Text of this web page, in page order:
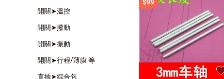
開關➤溫控
開關➤撥動
開關➤振動
開關➤行程/薄膜 等
直插➤綜合包